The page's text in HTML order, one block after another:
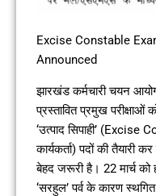
Excise Constable
Announced
झारखंड कर्मचारी चयन
प्रस्तावित प्रमुख परीक्षाओं
‘उत्पाद सिपाही’ (Excise
कार्यकर्ता) पदों की तैयारी
बेहद जरूरी है। 22 मार्च को
‘सरहुल’ पर्व के कारण स्थगित